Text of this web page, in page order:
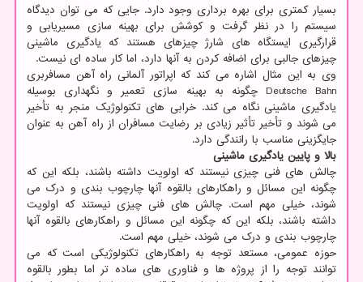
بسیار کمتری برای بهره برداری وجود دارد. جایی که می توان دیدگاه
سیستم را در نظر گرفت و کوشش برای بهینه سازی مسیریابی و
قرارگیری ایستگاه های شارژ چیزهای هستند که یادگیری ماشینی
چیزهای جالبی برای اضافه کردن به آنها دارد، اما کار ساده ای نیست.
وی به این مثال اشاره می کند که اپراتور آلمانی راه آهن مسافربری
Deutsche Bahn چگونه به بهینه سازی تعمیر و نگهداری بوسیله
یادگیری ماشینی نگاه می کند. خرابی های تکنولوژیک منجر به تأخیر
می شوند و تأخیر تأثیر زیادی بر رضایت مسافران از راه آهن به عنوان
جایگزینی مناسب با رانندگی دارد.
بالا و پایین یادگیری ماشینی
چالش های فنی چیزی نیستند که اولویت داشته باشند، بلکه این که
چگونه این مسائل و راهکارهای بالقوه آنها چارچوب بندی و درک می
شوند، خیلی مهم است. چالش های فنی چیزی نیستند که اولویت
داشته باشند، بلکه این که چگونه این مسائل و راهکارهای بالقوه آنها
چارچوب بندی و درک می شوند، خیلی مهم است.
حوزه عمومی، مستعد توجه به راهکارهای تکنولوژیکی است که می
توانند توجه را از پروژه ها و فناوری های ساده تر اما بطور بالقوه